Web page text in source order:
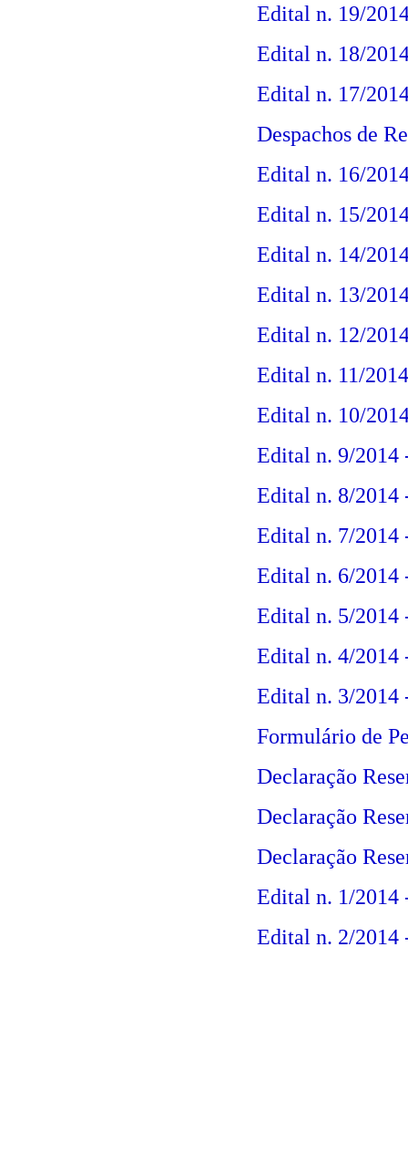
Edital n. 19/
Edital n. 18/
Edital n. 17/
Despachos de
Edital n. 16/
Edital n. 15/
Edital n. 14/
Edital n. 13/
Edital n. 12/
Edital n. 11/
Edital n. 10/
Edital n. 9/2014
Edital n. 8/2014
Edital n. 7/2014
Edital n. 6/2014
Edital n. 5/2014
Edital n. 4/2014
Edital n. 3/2014
Formulário de
Declaração
Declaração
Declaração
Edital n. 1/2014
Edital n. 2/2014